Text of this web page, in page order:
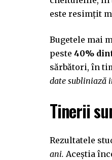
este resimțit
Bugetele mai
peste 40%
sărbători, în
date subliniază
Tinerii
Rezultatele
ani. Aceștia